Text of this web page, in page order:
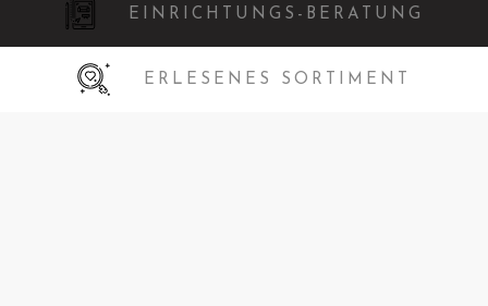
EINRICHTUNGS-BERATUNG
ERLESENES SORTIMENT